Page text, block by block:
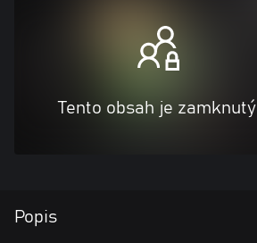
Tento obsah je zamknutý
Popis